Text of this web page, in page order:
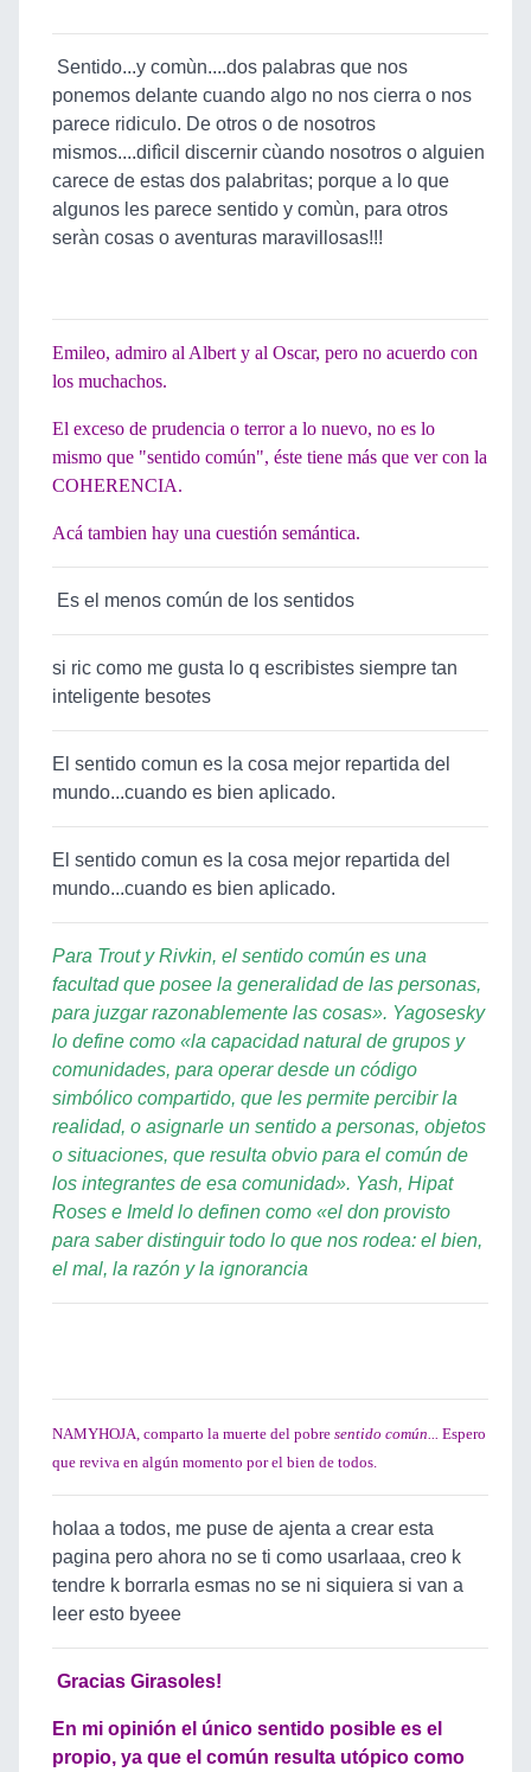
Sentido...y comùn....dos palabras que nos
ponemos delante cuando algo no nos cierra o nos
parece ridiculo. De otros o de nosotros
mismos....difìcil discernir cùando nosotros o alguien
carece de estas dos palabritas; porque a lo que
algunos les parece sentido y comùn, para otros
seràn cosas o aventuras maravillosas!!!
Emileo, admiro al Albert y al Oscar, pero no acuerdo con
los muchachos.
El exceso de prudencia o terror a lo nuevo, no es lo
mismo que "sentido común", éste tiene más que ver con la
COHERENCIA.
Acá tambien hay una cuestión semántica.
Es el menos común de los sentidos
si ric como me gusta lo q escribistes siempre tan
inteligente besotes
El sentido comun es la cosa mejor repartida del
mundo...cuando es bien aplicado.
El sentido comun es la cosa mejor repartida del
mundo...cuando es bien aplicado.
Para Trout y Rivkin, el sentido común es una
facultad que posee la generalidad de las personas,
para juzgar razonablemente las cosas». Yagosesky
lo define como «la capacidad natural de grupos y
comunidades, para operar desde un código
simbólico compartido, que les permite percibir la
realidad, o asignarle un sentido a personas, objetos
o situaciones, que resulta obvio para el común de
los integrantes de esa comunidad». Yash, Hipat
Roses e Imeld lo definen como «el don provisto
para saber distinguir todo lo que nos rodea: el bien,
el mal, la razón y la ignorancia
NAMYHOJA, comparto la muerte del pobre sentido común... Espero
que reviva en algún momento por el bien de todos.
holaa a todos, me puse de ajenta a crear esta
pagina pero ahora no se ti como usarlaaa, creo k
tendre k borrarla esmas no se ni siquiera si van a
leer esto byeee
Gracias Girasoles!
En mi opinión el único sentido posible es el
propio, ya que el común resulta utópico como